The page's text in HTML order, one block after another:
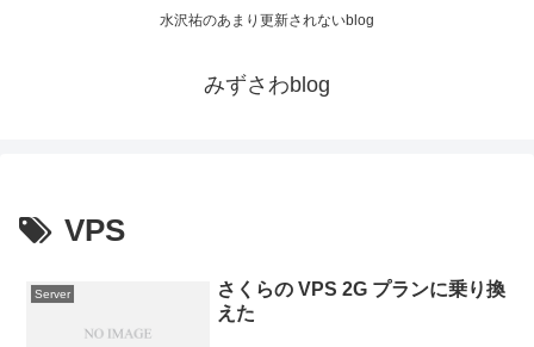
水沢祐のあまり更新されないblog
みずさわblog
VPS
Server
さくらの VPS 2G プランに乗り換
えた